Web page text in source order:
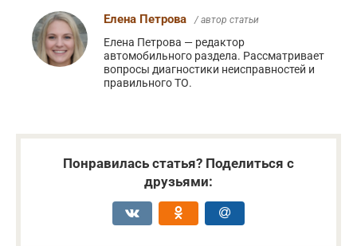
Елена Петрова / автор статьи
Елена Петрова — редактор
автомобильного раздела. Рассматривает
вопросы диагностики неисправностей и
правильного ТО.
Понравилась статья? Поделиться с
друзьями: